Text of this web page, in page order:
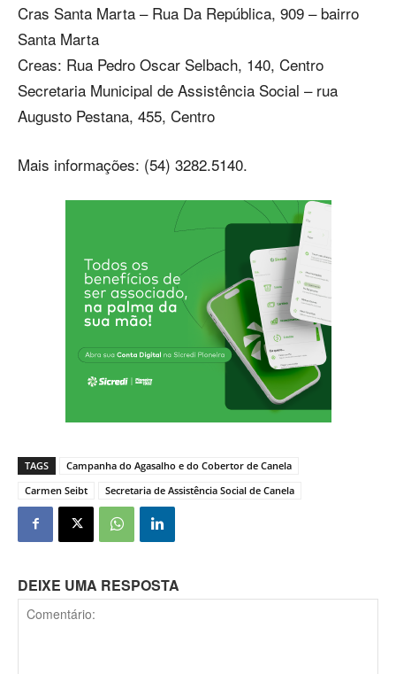
Cras Santa Marta – Rua Da República, 909 – bairro
Santa Marta
Creas: Rua Pedro Oscar Selbach, 140, Centro
Secretaria Municipal de Assistência Social – rua
Augusto Pestana, 455, Centro
Mais informações: (54) 3282.5140.
TAGS
Campanha do Agasalho e do Cobertor de Canela
Carmen Seibt
Secretaria de Assistência Social de Canela
DEIXE UMA RESPOSTA